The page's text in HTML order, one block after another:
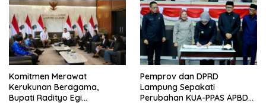
Komitmen Merawat
Kerukunan Beragama,
Bupati Radityo Egi
Pemprov dan DPRD
Lampung Sepakati
Perubahan KUA-PPAS APBD